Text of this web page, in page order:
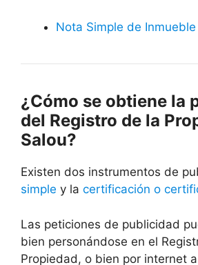
Nota Simple de Inmueble
¿Cómo se obtiene la
del Registro de la
Salou?
Existen dos instrumentos de
simple y la certificación o
Las peticiones de publicidad
bien personándose en el
Propiedad, o bien por internet